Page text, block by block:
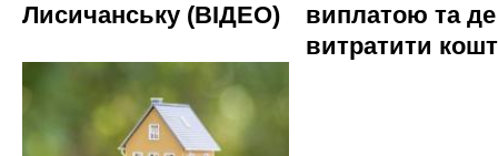
Лисичанську (ВІДЕО)
виплатою та де
витратити